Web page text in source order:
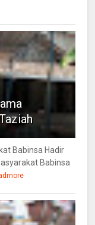
Babinsa Hadir
Babinsa